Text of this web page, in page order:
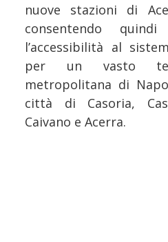
nuove stazioni di
consentendo
l’accessibilità al
per un vasto
metropolitana di
città di Casoria,
Caivano e Acerra.